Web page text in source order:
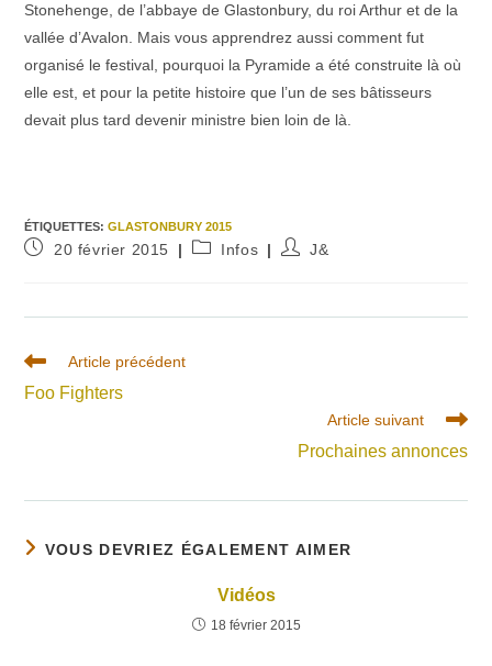
Stonehenge, de l’abbaye de Glastonbury, du roi Arthur et de la
vallée d’Avalon. Mais vous apprendrez aussi comment fut
organisé le festival, pourquoi la Pyramide a été construite là où
elle est, et pour la petite histoire que l’un de ses bâtisseurs
devait plus tard devenir ministre bien loin de là.
ÉTIQUETTES:GLASTONBURY 2015
Publication
20 février 2015
PostInfos
Auteur/autrice
J&
Read
articles
Article précédent
Foo Fighters
Article suivant
Prochaines annonces
VOUS DEVRIEZ ÉGALEMENT AIMER
Vidéos
18 février 2015